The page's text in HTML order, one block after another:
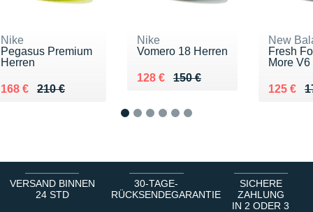
Nike
Pegasus Premium
Herren
210 €
Au lieu de 210 €
168 €
Vendu 168 €
Nike
Vomero 18 Herren
150 €
Au lieu de 150 €
128 €
Vendu 128 €
New
Fresh
More
Au lieu
125 €
Vendu
VERSAND BINNEN
24 STD
30-TAGE-
RÜCKSENDEGARANTIE
SICHERE
ZAHLUNG
IN 2 ODER 3